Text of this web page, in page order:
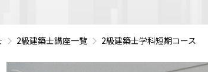
2級建築士講座一覧 2級建築士学科短期コース